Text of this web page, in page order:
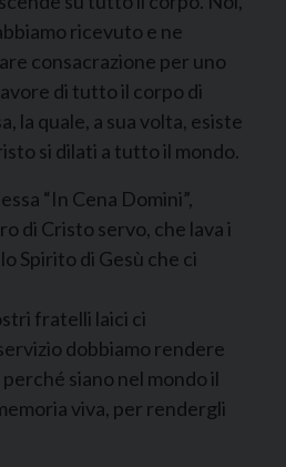
ricevuto e ne
consacrazione per uno
di tutto il corpo di
la quale, a sua volta, esiste
si dilati a tutto il mondo.
“In Cena Domini”,
di Cristo servo, che lava i
Spirito di Gesù che ci
fratelli laici ci
dobbiamo rendere
siano nel mondo il
viva, per rendergli